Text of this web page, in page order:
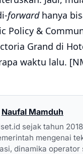
forwardhanya
Policy &
Grand di
waktu lalu.
Naufal Mamduh
sejak tahun
mengenai
dinamika operator